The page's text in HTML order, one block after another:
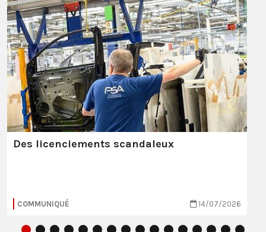
Des licenciements scandaleux
COMMUNIQUÉ 14/07/2026